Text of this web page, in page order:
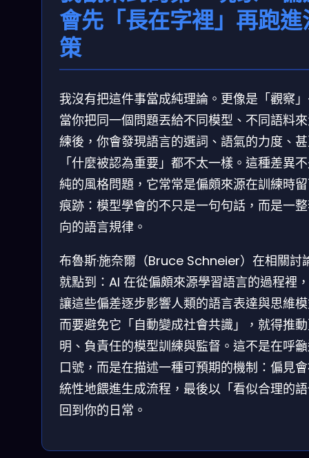
會先「長在字裡」再跑進
策
我沒有把這件事當成純理論。更像是「觀察
當你把同一個問題丟給不同模型、不同語料
練後，你會發現語言的選詞、語氣的力度、
「什麼被認為重要」都不太一樣。這種差異
純的風格問題，它常常是偏頗來源在訓練時
痕跡：模型學會的不只是一句句話，而是一
向的語言規律。
布魯斯·施奈爾（Bruce Schneier）在相關討
就點到：AI 在從偏頗來源學習語言的過程裡
讓這些偏差逐步影響人類的語言表達與思維
而要避免它「自動變成社會共識」，就得推
明、負責任的模型訓練與監督。這不是在呼
口號，而是在描述一種可預期的機制：偏見
統性地餵進生成流程，最後以「看似合理的
回到你的日常。